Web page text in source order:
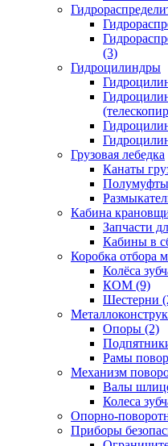
(3)
Гидроцилиндры
Грузовая лебедка
Канаты
Кабина
Запчасти
Кабины в
Коробка отбора
Колёса
КОМ (9)
Шестерни
Опоры (2)
Рамы
Механизм
Валы
Колеса
Опорно-
Приборы